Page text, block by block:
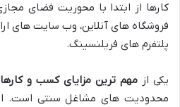
کارها از ابتدا با محوریت فضای
فروشگاه های آنلاین، وب سایت های
پلتفرم های فریلنسینگ.
یکی از مهم ترین مزایای کسب و
محدودیت های مشاغل سنتی است.